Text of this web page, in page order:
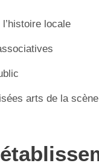
locale
arts de la scène